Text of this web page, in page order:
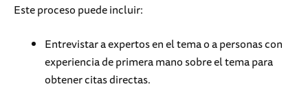
Este proceso puede incluir:
Entrevistar a expertos en el tema o a personas con
experiencia de primera mano sobre el tema para
obtener citas directas.